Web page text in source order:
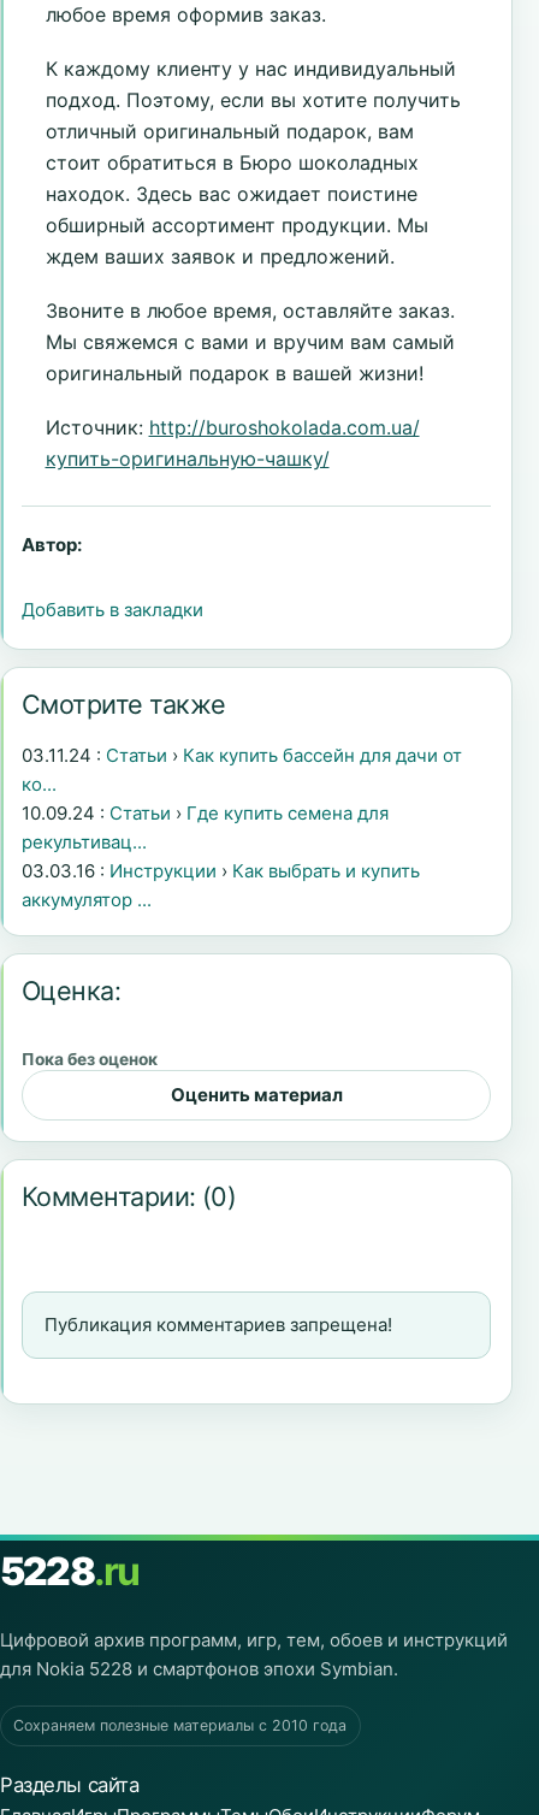
любое время оформив заказ.
К каждому клиенту у нас индивидуальный
подход. Поэтому, если вы хотите получить
отличный оригинальный подарок, вам
стоит обратиться в Бюро шоколадных
находок. Здесь вас ожидает поистине
обширный ассортимент продукции. Мы
ждем ваших заявок и предложений.
Звоните в любое время, оставляйте заказ.
Мы свяжемся с вами и вручим вам самый
оригинальный подарок в вашей жизни!
Источник: http://buroshokolada.com.ua/
купить-оригинальную-чашку/
Автор:
Добавить в закладки
Смотрите также
03.11.24 : Статьи › Как купить бассейн для дачи от
ко...
10.09.24 : Статьи › Где купить семена для
рекультивац...
03.03.16 : Инструкции › Как выбрать и купить
аккумулятор ...
Оценка:
Пока без оценок
Оценить материал
Комментарии: (0)
Публикация комментариев запрещена!
5228.ru
Цифровой архив программ, игр, тем, обоев и инструкций
для Nokia 5228 и смартфонов эпохи Symbian.
Сохраняем полезные материалы с 2010 года
Разделы сайта